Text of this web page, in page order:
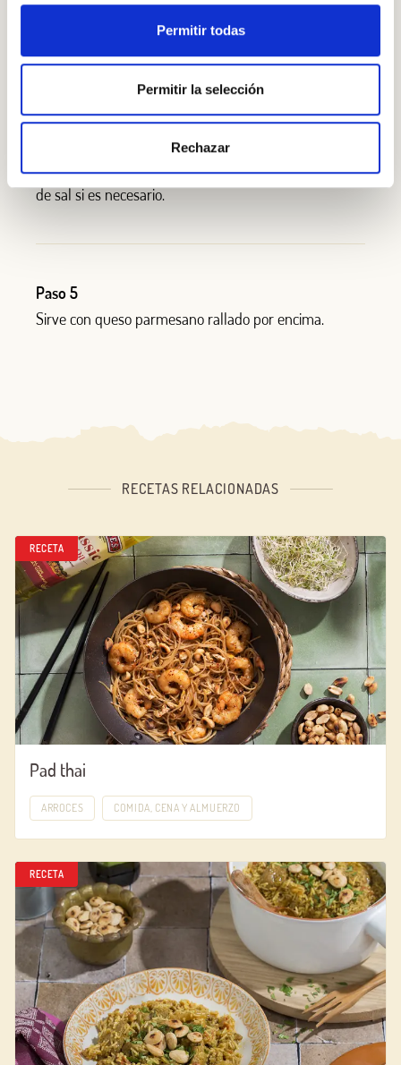
Permitir todas
Permitir la selección
Rechazar
Retira del fuego, añade la crema de coliflor y rectifica
de sal si es necesario.
Paso 5
Sirve con queso parmesano rallado por encima.
RECETAS RELACIONADAS
RECETA
Pad thai
ARROCES COMIDA, CENA Y ALMUERZO
RECETA